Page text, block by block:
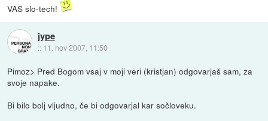
VAS slo-tech!
jype
:: 11. nov 2007, 11:50
Pimoz> Pred Bogom vsaj v moji veri (kristjan) odgovarjaš sam, za
svoje napake.
Bi bilo bolj vljudno, če bi odgovarjal kar sočloveku.